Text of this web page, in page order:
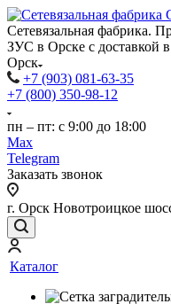
Сетевязальная фабрика.
ЗУС в Орске с доставкой
Орск
+7 (903) 081-63-35
+7 (800) 350-98-12
пн – пт: с 9:00 до 18:00
Max
Telegram
Заказать звонок
г. Орск Новотроицкое
Каталог